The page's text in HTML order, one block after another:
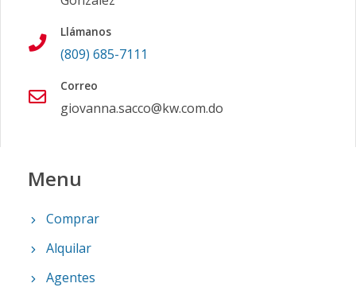
Llámanos
(809) 685-7111
Correo
giovanna.sacco@kw.com.do
Menu
Comprar
Alquilar
Agentes